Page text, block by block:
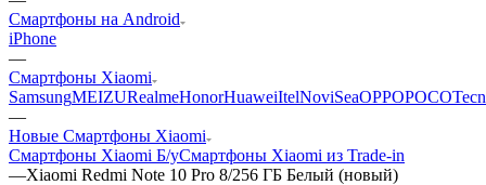
Смартфоны на Android
iPhone
—
Смартфоны Xiaomi
SamsungMEIZURealmeHonorHuaweiItelNoviSeaOPPOPOCO
—
Новые Смартфоны Xiaomi
Смартфоны Xiaomi Б/уСмартфоны Xiaomi из Trade-in
—Xiaomi Redmi Note 10 Pro 8/256 ГБ Белый (новый)